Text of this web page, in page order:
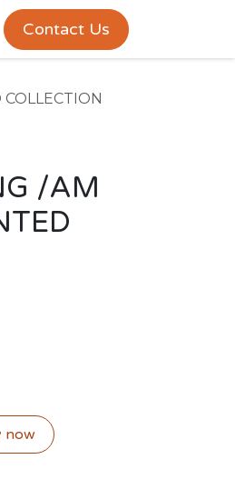
Contact Us
/AM
now